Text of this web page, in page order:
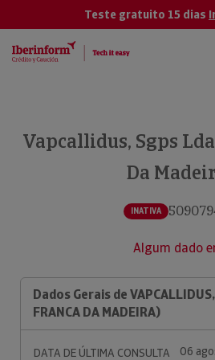
Teste gratuito 15 dias
Vapcallidus, Sgps
Da
INATIVA
Algum dado
Dados Gerais de
FRANCA DA MADEIRA)
DATA DE ÚLTIMA CONSULTA 06